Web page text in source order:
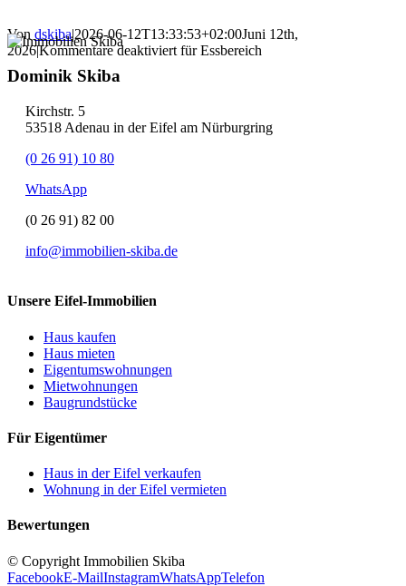
Von dskiba|2026-06-12T13:33:53+02:00Juni 12th,
2026|Kommentare deaktiviert für Essbereich
Dominik Skiba
Kirchstr. 5
53518 Adenau in der Eifel am Nürburgring
(0 26 91) 10 80
WhatsApp
(0 26 91) 82 00
info@immobilien-skiba.de
Unsere Eifel-Immobilien
Haus kaufen
Haus mieten
Eigentumswohnungen
Mietwohnungen
Baugrundstücke
Für Eigentümer
Haus in der Eifel verkaufen
Wohnung in der Eifel vermieten
Bewertungen
© Copyright Immobilien Skiba
FacebookE-MailInstagramWhatsAppTelefon